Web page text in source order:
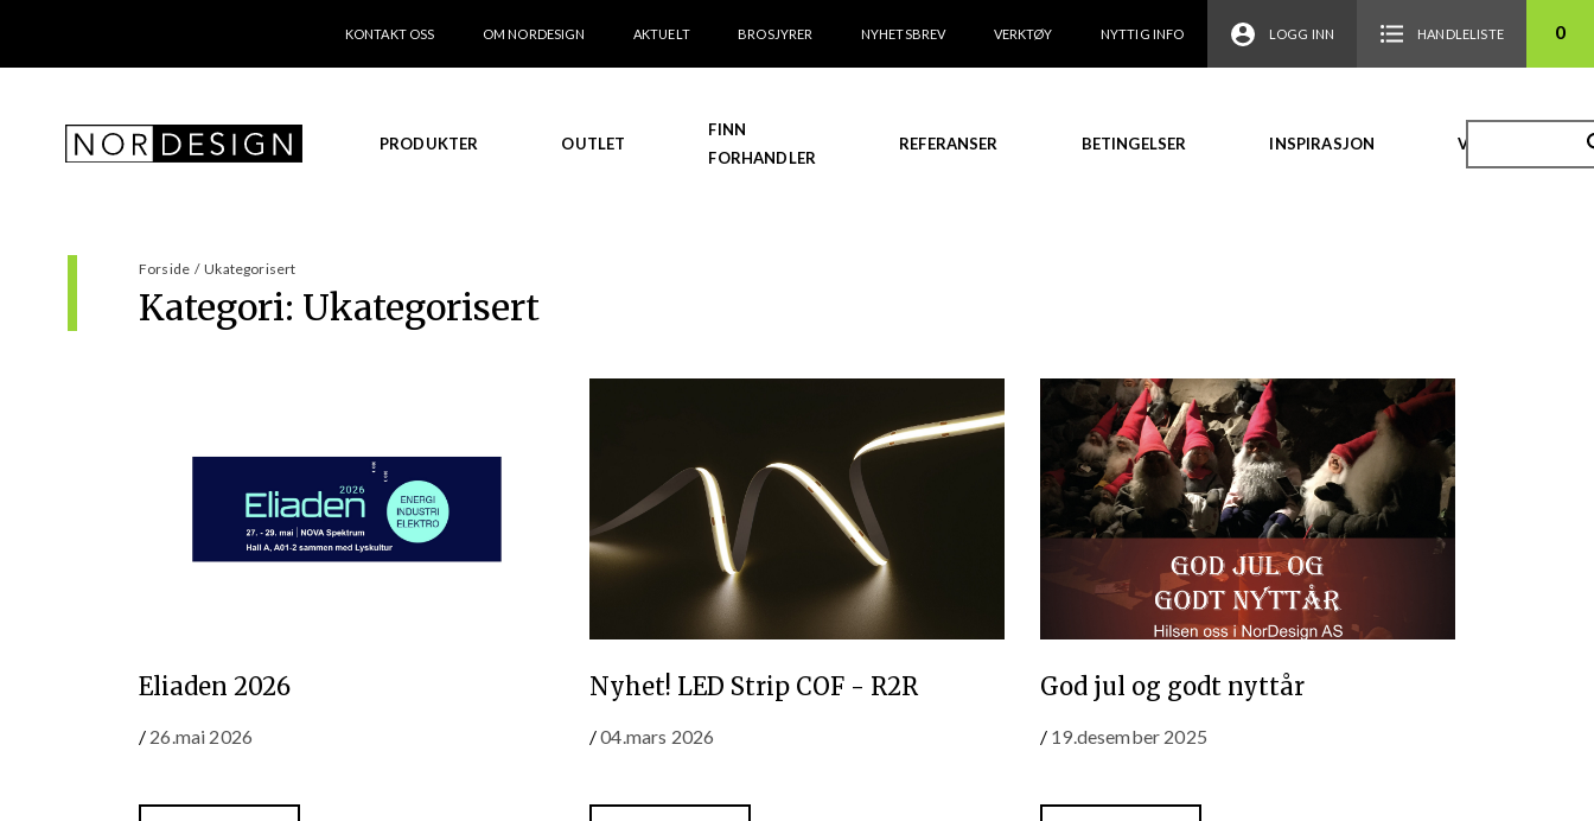
KONTAKT OSS OM NORDESIGN AKTUELT BROSJYRER NYHETSBREV VERKTØY NYTTIG INFO LOGG INN HANDLELISTE 0
PRODUKTER OUTLET
FINN
FORHANDLER
REFERANSER BETINGELSER INSPIRASJON VIDEO
Forside / Ukategorisert
Kategori: Ukategorisert
Eliaden 2026
/ 26.mai 2026
Nyhet! LED Strip COF - R2R
/04.mars 2026
God jul og godt nyttår
/ 19.desember 2025